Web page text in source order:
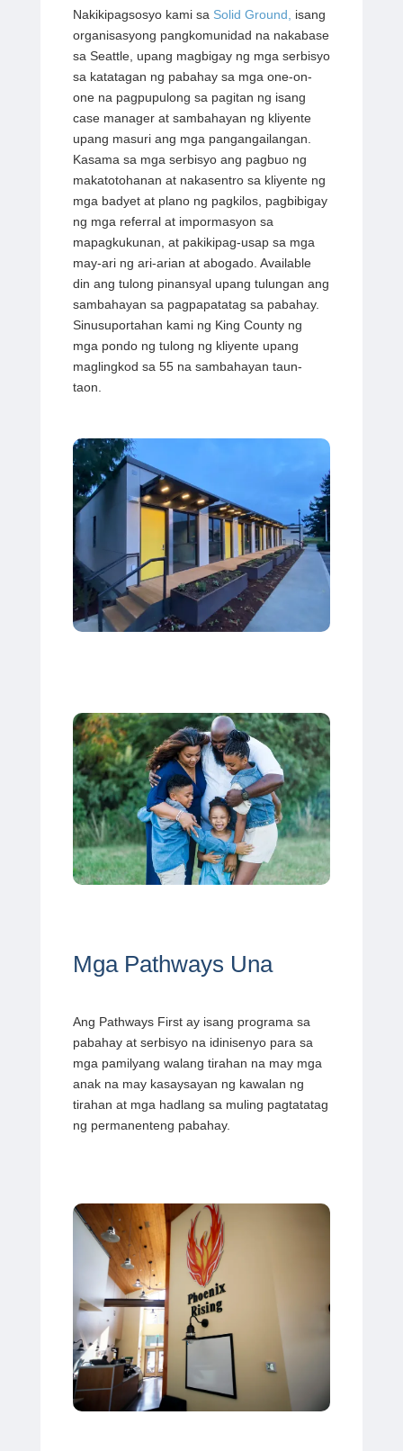
Nakikipagsosyo kami sa Solid Ground, isang
organisasyong pangkomunidad na nakabase
sa Seattle, upang magbigay ng mga serbisyo
sa katatagan ng pabahay sa mga one-on-
one na pagpupulong sa pagitan ng isang
case manager at sambahayan ng kliyente
upang masuri ang mga pangangailangan.
Kasama sa mga serbisyo ang pagbuo ng
makatotohanan at nakasentro sa kliyente ng
mga badyet at plano ng pagkilos, pagbibigay
ng mga referral at impormasyon sa
mapagkukunan, at pakikipag-usap sa mga
may-ari ng ari-arian at abogado. Available
din ang tulong pinansyal upang tulungan ang
sambahayan sa pagpapatatag sa pabahay.
Sinusuportahan kami ng King County ng
mga pondo ng tulong ng kliyente upang
maglingkod sa 55 na sambahayan taun-
taon.
Mga Pathways Una
Ang Pathways First ay isang programa sa
pabahay at serbisyo na idinisenyo para sa
mga pamilyang walang tirahan na may mga
anak na may kasaysayan ng kawalan ng
tirahan at mga hadlang sa muling pagtatatag
ng permanenteng pabahay.